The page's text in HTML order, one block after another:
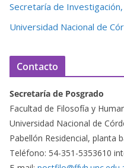
Secretaría de Investigación,
Universidad Nacional de
Contacto
Secretaría de Posgrado
Facultad de Filosofía y
Universidad Nacional de
Pabellón Residencial, planta
Teléfono: 54-351-5353610